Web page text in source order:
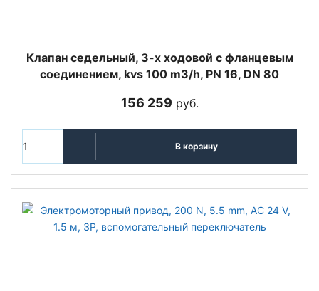
Клапан седельный, 3-х ходовой с фланцевым
соединением, kvs 100 m3/h, PN 16, DN 80
156 259 руб.
В корзину